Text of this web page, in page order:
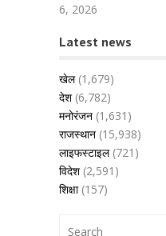
6, 2026
Latest news
खेल(1,679)
देश(6,782)
मनोरंजन (1,631)
राजस्थान (15,938)
लाइफस्टाइल(721)
विदेश(2,591)
शिक्षा(157)